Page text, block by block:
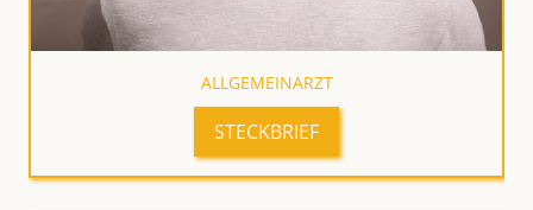
ALLGEMEINARZT
STECKBRIEF